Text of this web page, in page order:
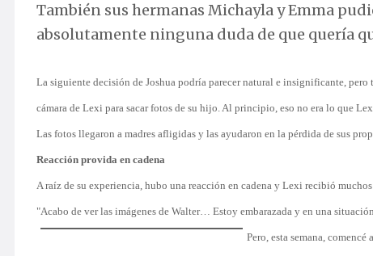
También sus hermanas Michayla y Emma
absolutamente ninguna duda de que quería
La siguiente decisión de Joshua podría parecer natural e insignificante,
cámara de Lexi para sacar fotos de su hijo. Al principio, eso no era lo que
Las fotos llegaron a madres afligidas y las ayudaron en la pérdida de sus
Reacción provida en cadena
A raíz de su experiencia, hubo una reacción en cadena y Lexi recibió
"Acabo de ver las imágenes de Walter… Estoy embarazada y en una
Pero, esta semana, comencé